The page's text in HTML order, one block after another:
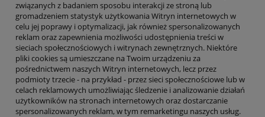
związanych z badaniem sposobu interakcji ze stroną lub
gromadzeniem statystyk użytkowania Witryn internetowych w
celu jej poprawy i optymalizacji, jak również spersonalizowanych
reklam oraz zapewnienia możliwości udostępnienia treści w
sieciach społecznościowych i witrynach zewnętrznych. Niektóre
pliki cookies są umieszczane na Twoim urządzeniu za
pośrednictwem naszych Witryn internetowych, lecz przez
podmioty trzecie - na przykład - przez sieci społecznościowe lub w
celach reklamowych umożliwiając śledzenie i analizowanie działań
użytkowników na stronach internetowych oraz dostarczanie
spersonalizowanych reklam, w tym remarketingu naszych usług.